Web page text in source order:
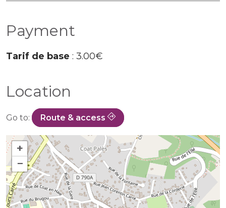
Payment
Tarif de base : 3.00€
Location
Go to: Route & access
+
−